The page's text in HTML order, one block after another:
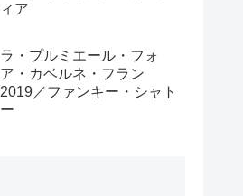
ィア
ラ・プルミエール・フォ
ア・カベルネ・フラン
2019／ファンキー・シャト
ー